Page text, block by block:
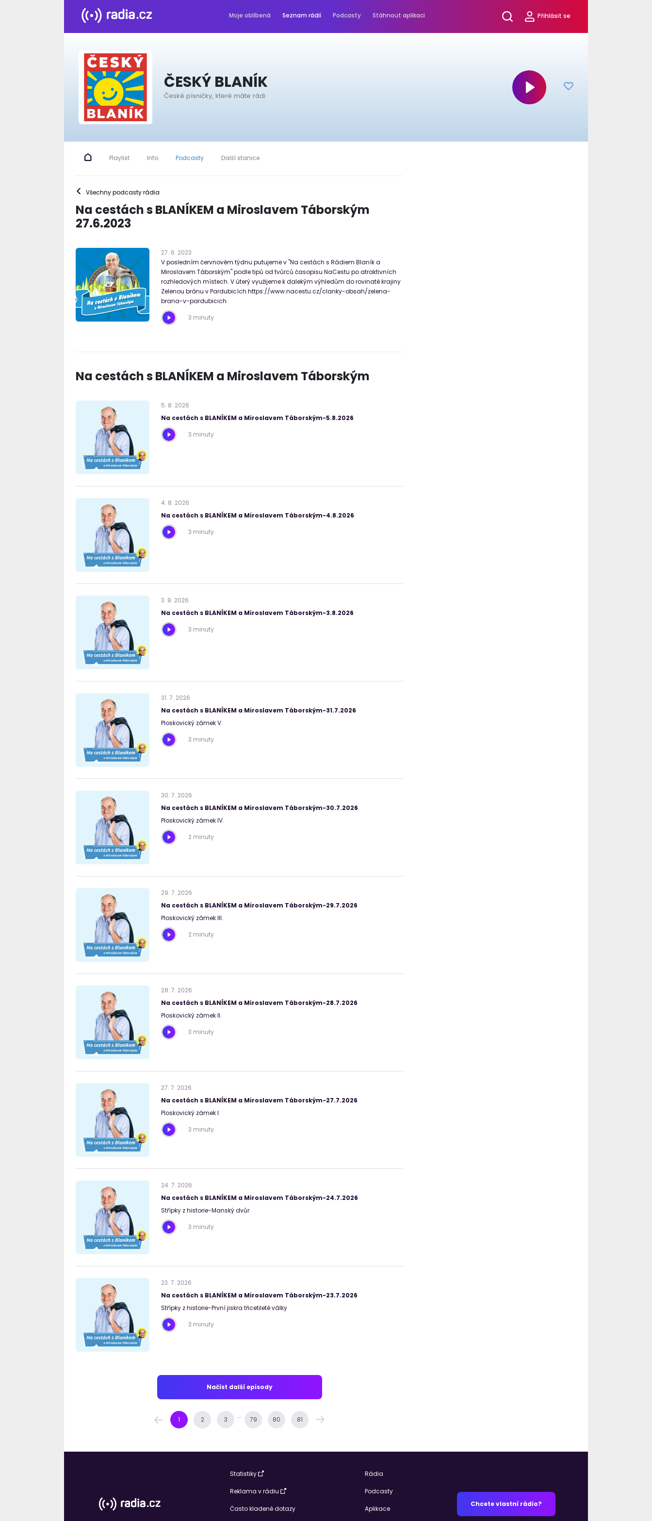
Moje oblíbená Seznam rádií Podcasty Stáhnout aplikaci Přihlásit se
ČESKÝ BLANÍK
České písničky, které máte rádi
Playlist Info Podcasty Další stanice
< Všechny podcasty rádia
Na cestách s BLANÍKEM a Miroslavem Táborským
27.6.2023
27. 6. 2023
V posledním červnovém týdnu putujeme v "Na cestách s Rádiem Blaník a
Miroslavem Táborským" podle tipů od tvůrců časopisu NaCestu po atraktivních
rozhledových místech. V úterý využijeme k dalekým výhledům do rovinaté krajiny
Zelenou bránu v Pardubicích.https://www.nacestu.cz/clanky-obsah/zelena-
brana-v-pardubicich
3 minuty
Na cestách s BLANÍKEM a Miroslavem Táborským
5. 8. 2026
Na cestách s BLANÍKEM a Miroslavem Táborským-5.8.2026
3 minuty
4. 8. 2026
Na cestách s BLANÍKEM a Miroslavem Táborským-4.8.2026
3 minuty
3. 8. 2026
Na cestách s BLANÍKEM a Miroslavem Táborským-3.8.2026
3 minuty
31. 7. 2026
Na cestách s BLANÍKEM a Miroslavem Táborským-31.7.2026
Ploskovický zámek V.
3 minuty
30. 7. 2026
Na cestách s BLANÍKEM a Miroslavem Táborským-30.7.2026
Ploskovický zámek IV.
2 minuty
29. 7. 2026
Na cestách s BLANÍKEM a Miroslavem Táborským-29.7.2026
Ploskovický zámek III.
2 minuty
28. 7. 2026
Na cestách s BLANÍKEM a Miroslavem Táborským-28.7.2026
Ploskovický zámek II.
3 minuty
27. 7. 2026
Na cestách s BLANÍKEM a Miroslavem Táborským-27.7.2026
Ploskovický zámek I.
3 minuty
24. 7. 2026
Na cestách s BLANÍKEM a Miroslavem Táborským-24.7.2026
Střípky z historie-Manský dvůr
3 minuty
23. 7. 2026
Na cestách s BLANÍKEM a Miroslavem Táborským-23.7.2026
Střípky z historie-První jiskra třicetileté války
3 minuty
Načíst další episody
1 2 3 ... 79 80 81
Statistiky
Reklama v rádiu
Často kladené dotazy
Rádia
Podcasty
Aplikace
Chcete vlastní rádio?